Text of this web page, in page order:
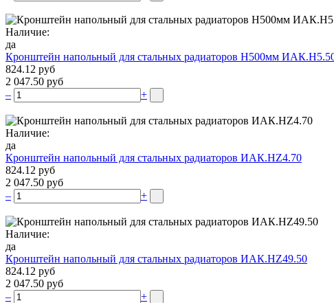
Наличие:
да
Кронштейн напольный для стальных радиаторов Н500мм
824.12 руб
2 047.50 руб
–
+
Наличие:
да
Кронштейн напольный для стальных радиаторов ИАК.НZ4.70
824.12 руб
2 047.50 руб
–
+
Наличие:
да
Кронштейн напольный для стальных радиаторов ИАК.НZ49.50
824.12 руб
2 047.50 руб
–
+